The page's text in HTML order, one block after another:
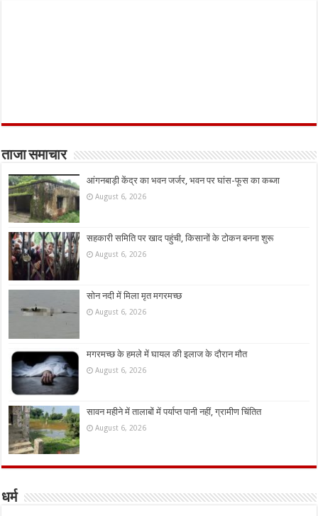
ताजा समाचार
आंगनबाड़ी केंद्र का भवन जर्जर, भवन पर घांस-फूस का कब्जा
August 6, 2026
सहकारी समिति पर खाद पहुंची, किसानों के टोकन बनना शुरू
August 6, 2026
सोन नदी में मिला मृत मगरमच्छ
August 6, 2026
मगरमच्छ के हमले में घायल की इलाज के दौरान मौत
August 6, 2026
सावन महीने में तालाबों में पर्याप्त पानी नहीं, ग्रामीण चिंतित
August 6, 2026
धर्म